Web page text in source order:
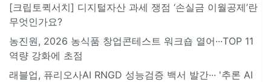
[크립토퀵서치] 디지털자산 과세 쟁점 ‘손실금 이월공제’란
무엇인가요?
농진원, 2026 농식품 창업콘테스트 워크숍 열어···TOP 11
역량 강화에 초점
래블업, 퓨리오사AI RNGD 성능검증 백서 발간··· '추론 AI